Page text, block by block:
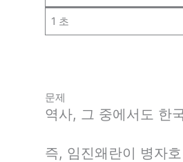
1 초
문제
역사, 그 중에서도 한
즉, 임진왜란이 병자